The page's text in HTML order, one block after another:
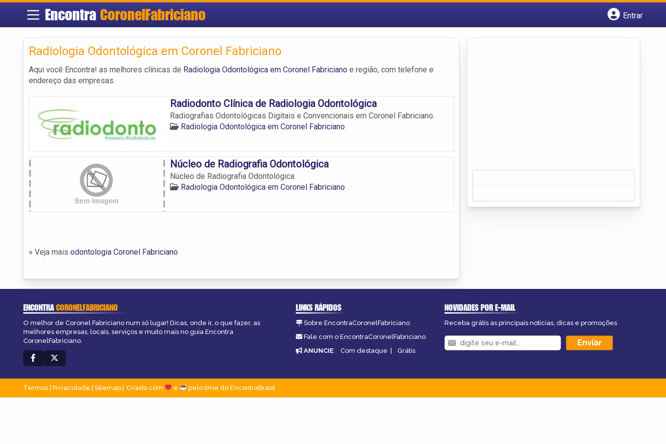
Encontra CoronelFabriciano
Entrar
Radiologia Odontológica em Coronel Fabriciano
Aqui você Encontra! as melhores clínicas de Radiologia Odontológica em Coronel Fabriciano e região, com telefone e
endereço das empresas.
Radiodonto Clínica de Radiologia Odontológica
Radiografias Odontológicas Digitais e Convencionais em Coronel Fabriciano.
Radiologia Odontológica em Coronel Fabriciano
Núcleo de Radiografia Odontológica
Núcleo de Radiografia Odontológica
Radiologia Odontológica em Coronel Fabriciano
» Veja mais odontologia Coronel Fabriciano
ENCONTRACORONELFABRICIANO
O melhor de Coronel Fabriciano num só lugar! Dicas, onde ir, o que fazer, as
melhores empresas, locais, serviços e muito mais no guia Encontra
CoronelFabriciano.
LINKS RÁPIDOS
Sobre EncontraCoronelFabriciano
Fale com o EncontraCoronelFabriciano
ANUNCIE: Com destaque | Grátis
NOVIDADES POR E-MAIL
Receba grátis as principais notícias, dicas e promoções
Termos | Privacidade | Sitemap Criado com e pelo time do EncontraBrasil